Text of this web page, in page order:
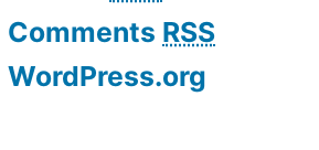
Comments RSS
WordPress.org